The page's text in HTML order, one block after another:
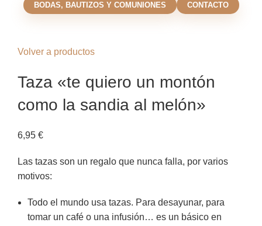
BODAS, BAUTIZOS Y COMUNIONES CONTACTO
Volver a productos
Taza «te quiero un montón
como la sandia al melón»
6,95 €
Las tazas son un regalo que nunca falla, por varios
motivos:
Todo el mundo usa tazas. Para desayunar, para
tomar un café o una infusión… es un básico en